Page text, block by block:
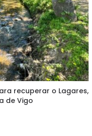
recuperar o Lagares,
de Vigo